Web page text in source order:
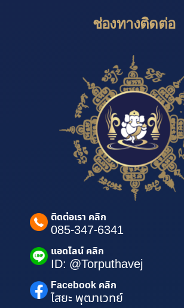
ช่องทางติดต่อ
ติดต่อเรา คลิก
085-347-6341
แอดไลน์ คลิก
ID: @Torputhavej
Facebook คลิก
ไสยะ พุฒาเวทย์